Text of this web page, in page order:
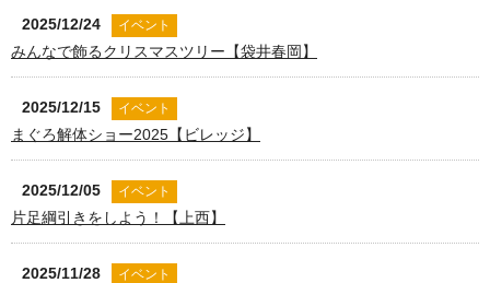
2025/12/24 イベント
みんなで飾るクリスマスツリー【袋井春岡】
2025/12/15 イベント
まぐろ解体ショー2025【ビレッジ】
2025/12/05 イベント
片足綱引きをしよう！【上西】
2025/11/28 イベント